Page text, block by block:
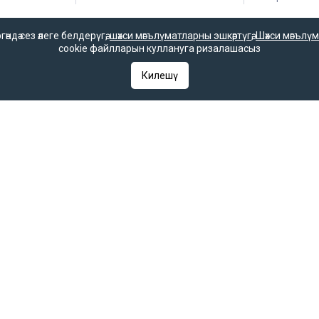
һәм гаммәви коммуникацияләрне күзәтчелек хезмәте
2025 елның 7 октябрендә элемтә, мәгълүмати технологияләр һәм
сез әлеге белдерүгә,шәхси мәгълүматларны эшкәртүгә,Шәхси
cookie файлларын куллануга ризалашасыз
Килешү